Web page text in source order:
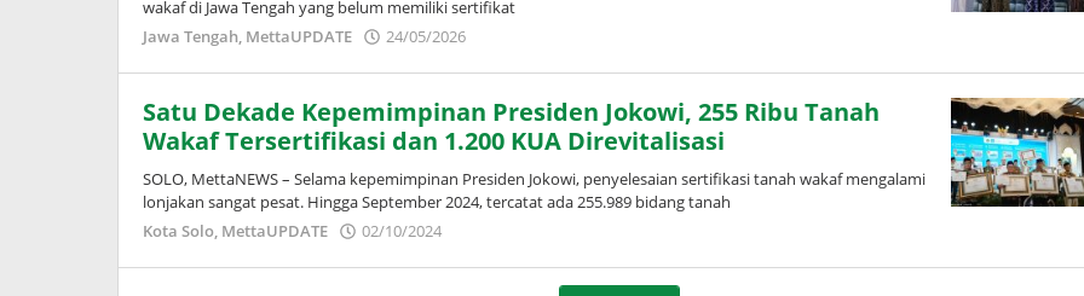
wakaf di Jawa Tengah yang belum memiliki sertifikat
Jawa Tengah, MettaUPDATE 24/05/2026
Satu Dekade Kepemimpinan Presiden Jokowi, 255 Ribu Tanah
Wakaf Tersertifikasi dan 1.200 KUA Direvitalisasi
SOLO, MettaNEWS – Selama kepemimpinan Presiden Jokowi, penyelesaian sertifikasi tanah wakaf mengalami
lonjakan sangat pesat. Hingga September 2024, tercatat ada 255.989 bidang tanah
Kota Solo, MettaUPDATE 02/10/2024